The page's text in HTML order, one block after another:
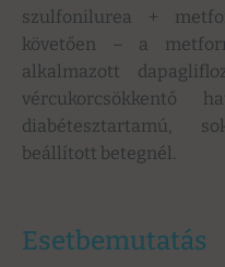
szulfonilurea +
követően – a
alkalmazott
vércukorcsökkentő
diabétesztartamú,
beállított betegnél.
Esetbemutatás